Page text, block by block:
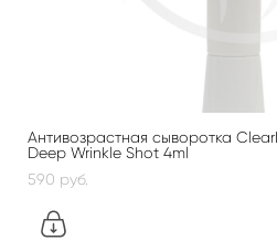
Антивозрастная сыворотка
Deep Wrinkle Shot 4ml
590 pуб.